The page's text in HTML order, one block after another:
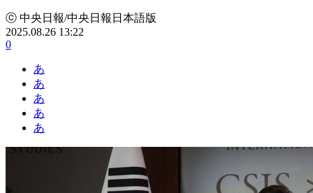
ⓒ 中央日報/中央日報日本語版
2025.08.26 13:22
0
あ
あ
あ
あ
あ